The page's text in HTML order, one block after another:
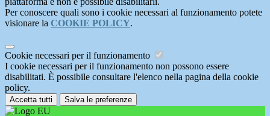
Per conoscere quali sono i cookie necessari al funzionamento potete
visionare la COOKIE POLICY.
Cookie necessari per il funzionamento
I cookie necessari per il funzionamento non possono essere
disabilitati. È possibile consultare l'elenco nella pagina della cookie
policy.
Accetta tutti Salva le preferenze